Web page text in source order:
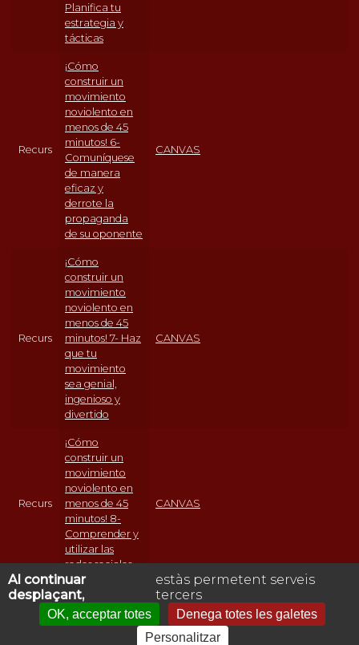
Planifica tu
estrategia y
tácticas
Recurs
¡Cómo
construir un
movimiento
noviolento en
menos de 45
minutos! 6-
Comuníquese
de manera
eficaz y
derrote la
propaganda
de su oponente
CANVAS
Recurs
¡Cómo
construir un
movimiento
noviolento en
menos de 45
minutos! 7- Haz
que tu
movimiento
sea genial,
ingenioso y
divertido
CANVAS
Recurs
¡Cómo
construir un
movimiento
noviolento en
menos de 45
minutos! 8-
Comprender y
utilizar las
redes sociales
CANVAS
PÀGINES
1 2 3 8 9 …
Avís legal
Al continuar
desplaçant,
estàs permetent serveis
tercers
OK, acceptar totes
Denega totes les galetes
Personalitzar